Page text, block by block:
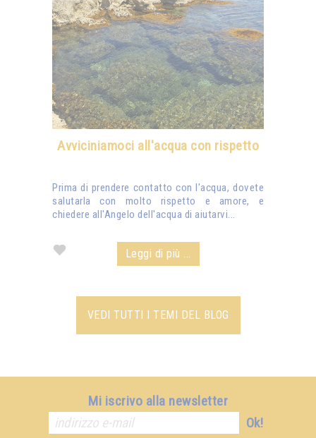
Avviciniamoci all'acqua con rispetto
Prima di prendere contatto con l'acqua, dovete
salutarla con molto rispetto e amore, e
chiedere all'Angelo dell'acqua di aiutarvi...
Leggi di più ...
VEDI TUTTI I TEMI DEL BLOG
Mi iscrivo alla newsletter
Ok!